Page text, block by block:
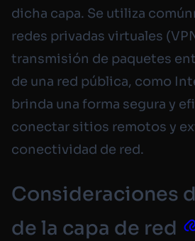
dicha capa. Se utiliza
redes privadas virtuales
transmisión de paquetes
de una red pública, como
brinda una forma segura y
conectar sitios remotos y
conectividad de red.
Consideraciones
de la capa de red